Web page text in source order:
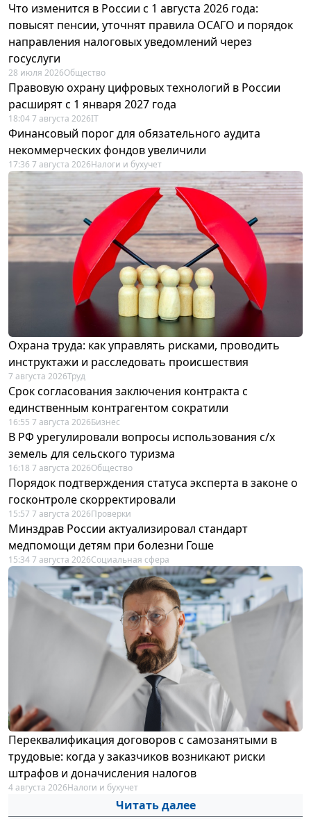
Что изменится в России с 1 августа 2026 года:
повысят пенсии, уточнят правила ОСАГО и порядок
направления налоговых уведомлений через
госуслуги
28 июля 2026Общество
Правовую охрану цифровых технологий в России
расширят с 1 января 2027 года
18:04 7 августа 2026IT
Финансовый порог для обязательного аудита
некоммерческих фондов увеличили
17:36 7 августа 2026Налоги и бухучет
Охрана труда: как управлять рисками, проводить
инструктажи и расследовать происшествия
7 августа 2026Труд
Срок согласования заключения контракта с
единственным контрагентом сократили
16:55 7 августа 2026Бизнес
В РФ урегулировали вопросы использования с/х
земель для сельского туризма
16:18 7 августа 2026Общество
Порядок подтверждения статуса эксперта в законе о
госконтроле скорректировали
15:57 7 августа 2026Проверки
Минздрав России актуализировал стандарт
медпомощи детям при болезни Гоше
15:34 7 августа 2026Социальная сфера
Переквалификация договоров с самозанятыми в
трудовые: когда у заказчиков возникают риски
штрафов и доначисления налогов
4 августа 2026Налоги и бухучет
Читать далее